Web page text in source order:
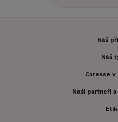
Náš
Náš
Caresse
Naši partneři